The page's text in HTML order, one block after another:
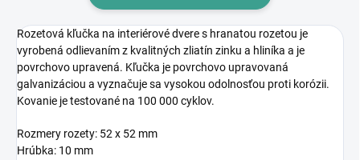
Rozetová kľučka na interiérové dvere s hranatou rozetou je
vyrobená odlievaním z kvalitných zliatín zinku a hliníka a je
povrchovo upravená. Kľučka je povrchovo upravovaná
galvanizáciou a vyznačuje sa vysokou odolnosťou proti korózii.
Kovanie je testované na 100 000 cyklov.
Rozmery rozety: 52 x 52 mm
Hrúbka: 10 mm